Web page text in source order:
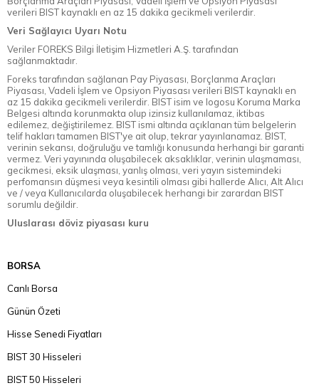
verileri BIST kaynaklı en az 15 dakika gecikmeli verilerdir.
Veri Sağlayıcı Uyarı Notu
Veriler FOREKS Bilgi İletişim Hizmetleri A.Ş. tarafından
sağlanmaktadır.
Foreks tarafından sağlanan Pay Piyasası, Borçlanma Araçları
Piyasası, Vadeli İşlem ve Opsiyon Piyasası verileri BIST kaynaklı en
az 15 dakika gecikmeli verilerdir. BIST isim ve logosu Koruma Marka
Belgesi altında korunmakta olup izinsiz kullanılamaz, iktibas
edilemez, değiştirilemez. BIST ismi altında açıklanan tüm belgelerin
telif hakları tamamen BIST'ye ait olup, tekrar yayınlanamaz. BIST,
verinin sekansı, doğruluğu ve tamlığı konusunda herhangi bir garanti
vermez. Veri yayınında oluşabilecek aksaklıklar, verinin ulaşmaması,
gecikmesi, eksik ulaşması, yanlış olması, veri yayın sistemindeki
perfomansın düşmesi veya kesintili olması gibi hallerde Alıcı, Alt Alıcı
ve / veya Kullanıcılarda oluşabilecek herhangi bir zarardan BIST
sorumlu değildir.
Uluslarası döviz piyasası kuru
BORSA
Canlı Borsa
Günün Özeti
Hisse Senedi Fiyatları
BIST 30 Hisseleri
BIST 50 Hisseleri